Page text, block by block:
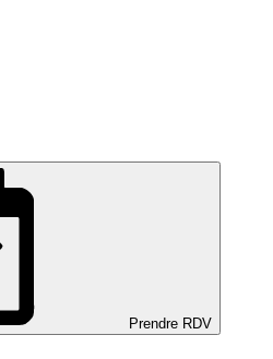
Prendre RDV